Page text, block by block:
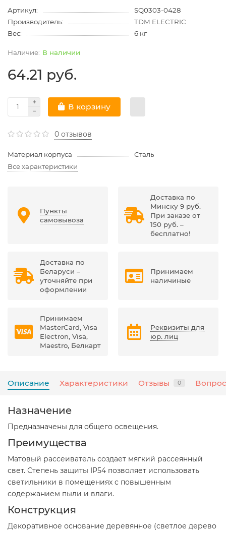
Артикул:
SQ0303-0428
Производитель:
TDM ELECTRIC
Вес:
6 кг
В наличии
64.21 руб.
В корзину
0 отзывов
Материал корпуса
Сталь
Все характеристики
Пункты
самовывоза
Доставка по
Минску 9 руб.
При заказе от
150 руб. –
бесплатно!
Доставка по
Беларуси –
уточняйте при
оформлении
Принимаем
наличиные
Принимаем
MasterCard, Visa
Electron, Visa,
Maestro, Белкарт
Реквизиты для
юр. лиц
Описание Характеристики Отзывы 0
Назначение
Предназначены для общего освещения.
Преимущества
Матовый рассеиватель создает мягкий рассеянный
свет. Степень защиты IP54 позволяет использовать
светильники в помещениях с повышенным
содержанием пыли и влаги.
Конструкция
Декоративное основание деревянное (светлое дерево